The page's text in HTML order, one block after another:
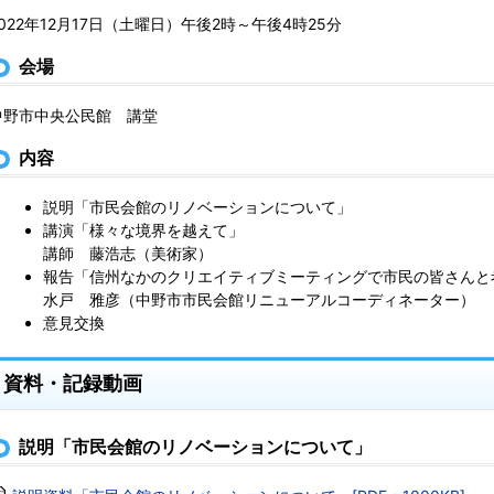
年12月17日（土曜日）午後2時～午後4時25分
会場
野市中央公民館 講堂
内容
説明「市民会館のリノベーションについて」
講演「様々な境界を越えて」
講師 藤浩志（美術家）
報告「信州なかのクリエイティブミーティングで市民の皆さんと
水戸 雅彦（中野市市民会館リニューアルコーディネーター）
意見交換
資料・記録動画
説明「市民会館のリノベーションについて」